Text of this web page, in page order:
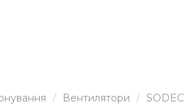
Вентилятори